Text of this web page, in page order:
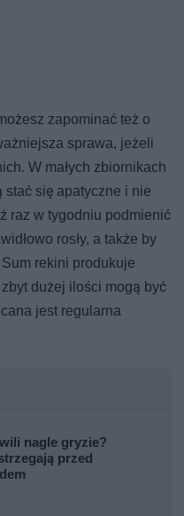
zapominać też o
sprawa, jeżeli
W małych zbiornikach
się apatyczne i nie
raz w tygodniu podmienić
rosły, a także by
rekini produkuje
dużej ilości mogą być
jest regularna
nagle gryzie?
przed